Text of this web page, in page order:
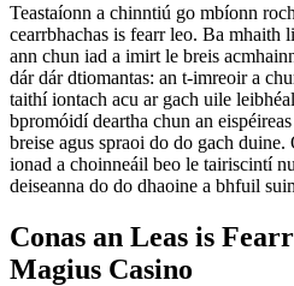
Teastaíonn a chinntiú go mbíonn
cearrbhachas is fearr leo. Ba mhaith
ann chun iad a imirt le breis
dár dár dtiomantas: an t-imreoir a
taithí iontach acu ar gach uile
bpromóidí deartha chun an
breise agus spraoi do do gach
ionad a choinneáil beo le tairiscintí
deiseanna do do dhaoine a bhfuil
Conas an Leas is
Magius Casino